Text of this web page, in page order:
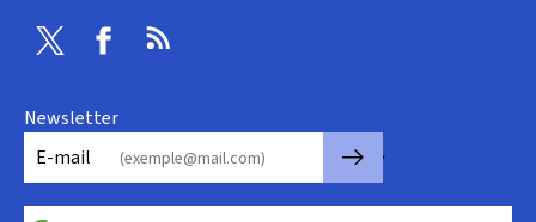
Twitter Facebook
Newsletter
E-mail
🡒